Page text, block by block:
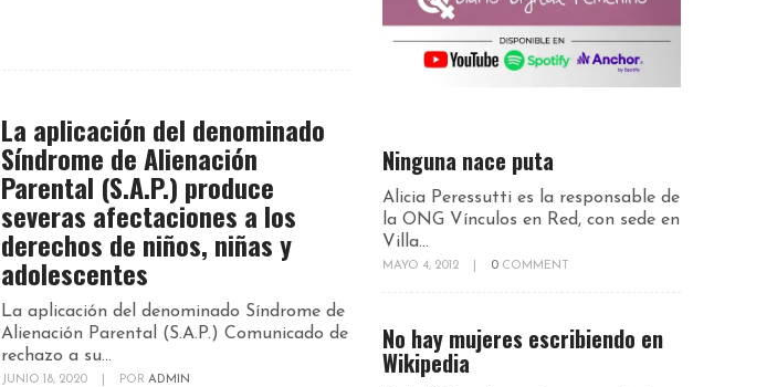
La aplicación del denominado
Síndrome de Alienación
Parental (S.A.P.) produce
severas afectaciones a los
derechos de niños, niñas y
adolescentes
La aplicación del denominado Síndrome de
Alienación Parental (S.A.P.) Comunicado de
rechazo a su...
JUNIO 18, 2020 POR ADMIN
Ninguna nace puta
Alicia Peressutti es la responsable de
la ONG Vínculos en Red, con sede en
Villa...
MAYO 4, 2012 0 COMMENT
No hay mujeres escribiendo en
Wikipedia